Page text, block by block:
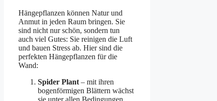
Hängepflanzen können Natur und
Anmut in jeden Raum bringen. Sie
sind nicht nur schön, sondern tun
auch viel Gutes: Sie reinigen die Luft
und bauen Stress ab. Hier sind die
perfekten Hängepflanzen für die
Wand:
Spider Plant – mit ihren
bogenförmigen Blättern wächst